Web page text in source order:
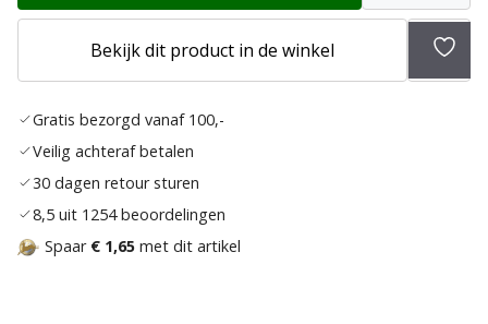
Bekijk dit product in de winkel
Gratis bezorgd vanaf 100,-
Veilig achteraf betalen
30 dagen retour sturen
8,5 uit 1254 beoordelingen
Spaar € 1,65 met dit artikel